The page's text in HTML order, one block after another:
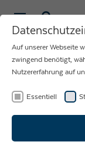
RUND
Auf unserer Webseite
zwingend benötigt,
Nutzererfahrung auf
Essentiell